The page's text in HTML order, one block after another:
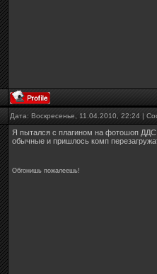
Дата: Воскресенье, 11.04.2010, 22:24 |
Я пытался с плагином на фотошоп
обычные и пришлось комп
Обгонишь пожалеешь!